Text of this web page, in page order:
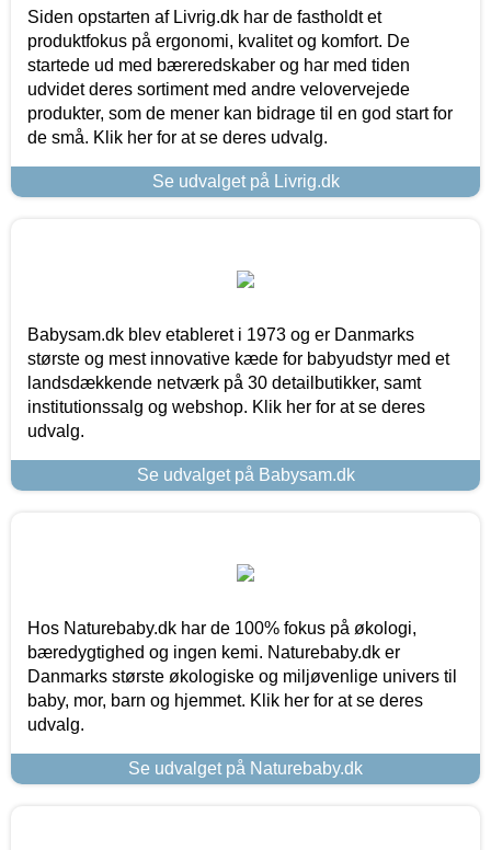
Siden opstarten af Livrig.dk har de fastholdt et
produktfokus på ergonomi, kvalitet og komfort. De
startede ud med bæreredskaber og har med tiden
udvidet deres sortiment med andre velovervejede
produkter, som de mener kan bidrage til en god start for
de små. Klik her for at se deres udvalg.
Se udvalget på Livrig.dk
Babysam.dk blev etableret i 1973 og er Danmarks
største og mest innovative kæde for babyudstyr med et
landsdækkende netværk på 30 detailbutikker, samt
institutionssalg og webshop. Klik her for at se deres
udvalg.
Se udvalget på Babysam.dk
Hos Naturebaby.dk har de 100% fokus på økologi,
bæredygtighed og ingen kemi. Naturebaby.dk er
Danmarks største økologiske og miljøvenlige univers til
baby, mor, barn og hjemmet. Klik her for at se deres
udvalg.
Se udvalget på Naturebaby.dk